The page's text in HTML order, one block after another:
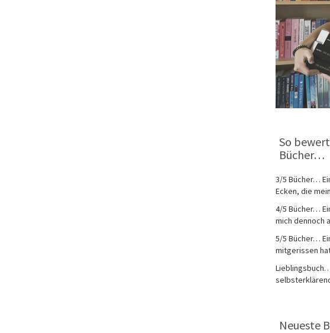
So
Bücher…
3/5 Bücher…
Ecken, die
4/5 Bücher…
mich dennoch
5/5 Bücher…
mitgerissen
Neueste